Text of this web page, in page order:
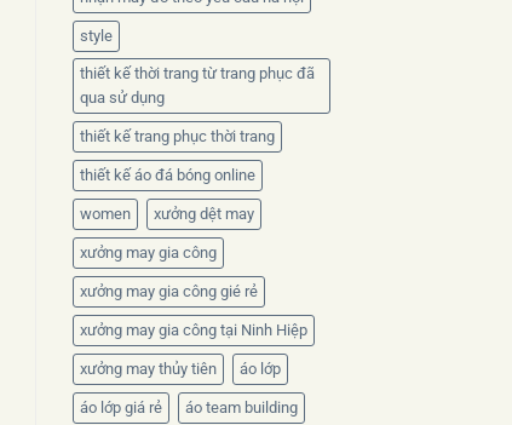
style
thiết kế thời trang từ trang phục đã
qua sử dụng
thiết kế trang phục thời trang
thiết kế áo đá bóng online
women xưởng dệt may
xưởng may gia công
xưởng may gia công gié rẻ
xưởng may gia công tại Ninh Hiệp
xưởng may thủy tiên áo lớp
áo lớp giá rẻ áo team building